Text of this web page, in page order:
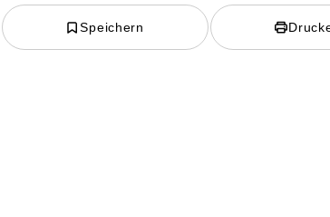
Speichern